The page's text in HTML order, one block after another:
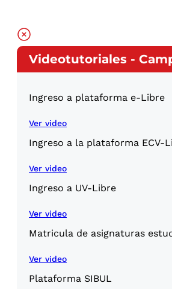
Videotutoriales -
Ingreso a plataforma e-Libre
Ver video
Ingreso a la plataforma ECV-
Ver video
Ingreso a UV-Libre
Ver video
Matricula de asignaturas
Ver video
Plataforma SIBUL